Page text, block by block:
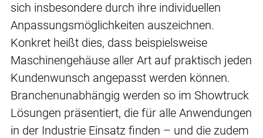
sich insbesondere durch ihre individuellen
Anpassungsmöglichkeiten auszeichnen.
Konkret heißt dies, dass beispielsweise
Maschinengehäuse aller Art auf praktisch jeden
Kundenwunsch angepasst werden können.
Branchenunabhängig werden so im Showtruck
Lösungen präsentiert, die für alle Anwendungen
in der Industrie Einsatz finden – und die zudem